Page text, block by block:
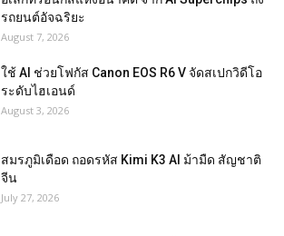
รถยนต์อัจฉริยะ
August 7, 2026
ใช้ AI ช่วยโฟกัส Canon EOS R6 V จัดสเปกวิดีโอ
ระดับไฮเอนด์
August 3, 2026
สมรภูมิเดือด ถอดรหัส Kimi K3 AI ม้ามืด สัญชาติ
จีน
July 27, 2026